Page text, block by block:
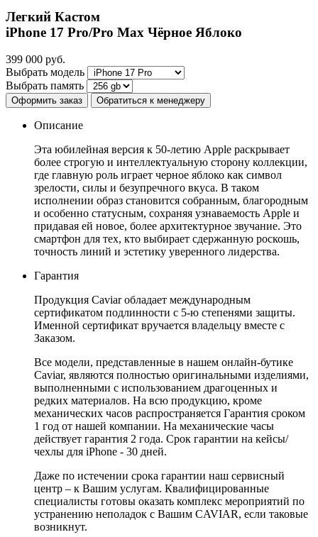
Легкий Кастом
iPhone 17 Pro/Pro Max Чёрное Яблоко
399 000 руб.
Выбрать модель
Выбрать память
Оформить заказ Обратиться к менеджеру
Описание
Эта юбилейная версия к 50-летию Apple раскрывает
более строгую и интеллектуальную сторону коллекции,
где главную роль играет черное яблоко как символ
зрелости, силы и безупречного вкуса. В таком
исполнении образ становится собранным, благородным
и особенно статусным, сохраняя узнаваемость Apple и
придавая ей новое, более архитектурное звучание. Это
смартфон для тех, кто выбирает сдержанную роскошь,
точность линий и эстетику уверенного лидерства.
Гарантия
Продукция Caviar обладает международным
сертификатом подлинности с 5-ю степенями защиты.
Именной сертификат вручается владельцу вместе с
Заказом.
Все модели, представленные в нашем онлайн-бутике
Caviar, являются полностью оригинальными изделиями,
выполненными с использованием драгоценных и
редких материалов. На всю продукцию, кроме
механических часов распространяется Гарантия сроком
1 год от нашей компании. На механические часы
действует гарантия 2 года. Срок гарантии на кейсы/
чехлы для iPhone - 30 дней.
Даже по истечении срока гарантии наш сервисный
центр – к Вашим услугам. Квалифицированные
специалисты готовы оказать комплекс мероприятий по
устранению неполадок с Вашим CAVIAR, если таковые
возникнут.